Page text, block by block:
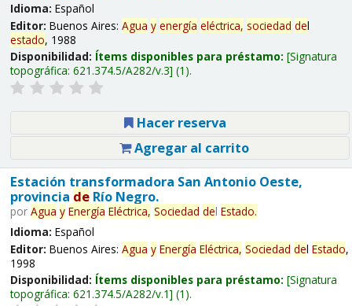
Idioma: Español
Editor: Buenos Aires: Agua y energía eléctrica, sociedad del
estado, 1988
Disponibilidad: Ítems disponibles para préstamo: Signatura
topográfica: 621.374.5/A282/v.3 (1).
Hacer reserva
Agregar al carrito
Estación transformadora San Antonio Oeste,
provincia deRío Negro.
por Agua y Energía Eléctrica, Sociedad del Estado.
Idioma: Español
Editor: Buenos Aires: Agua y Energía Eléctrica, Sociedad del Estado,
1998
Disponibilidad: Ítems disponibles para préstamo: Signatura
topográfica: 621.374.5/A282/v.1 (1).